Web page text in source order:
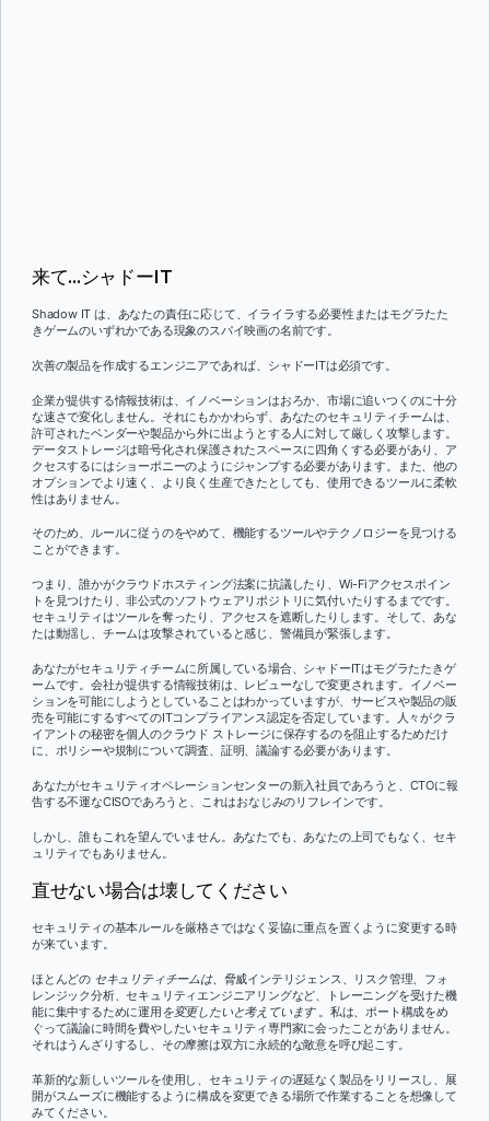
来て...シャドーIT
Shadow IT は、あなたの責任に応じて、イライラする必要性またはモグラたた
きゲームのいずれかである現象のスパイ映画の名前です。
次善の製品を作成するエンジニアであれば、シャドーITは必須です。
企業が提供する情報技術は、イノベーションはおろか、市場に追いつくのに十分
な速さで変化しません。それにもかかわらず、あなたのセキュリティチームは、
許可されたベンダーや製品から外に出ようとする人に対して厳しく攻撃します。
データストレージは暗号化され保護されたスペースに四角くする必要があり、ア
クセスするにはショーポニーのようにジャンプする必要があります。また、他の
オプションでより速く、より良く生産できたとしても、使用できるツールに柔軟
性はありません。
そのため、ルールに従うのをやめて、機能するツールやテクノロジーを見つける
ことができます。
つまり、誰かがクラウドホスティング法案に抗議したり、Wi-Fiアクセスポイン
トを見つけたり、非公式のソフトウェアリポジトリに気付いたりするまでです。
セキュリティはツールを奪ったり、アクセスを遮断したりします。そして、あな
たは動揺し、チームは攻撃されていると感じ、警備員が緊張します。
あなたがセキュリティチームに所属している場合、シャドーITはモグラたたきゲ
ームです。会社が提供する情報技術は、レビューなしで変更されます。イノベー
ションを可能にしようとしていることはわかっていますが、サービスや製品の販
売を可能にするすべてのITコンプライアンス認定を否定しています。人々がクラ
イアントの秘密を個人のクラウド ストレージに保存するのを阻止するためだけ
に、ポリシーや規制について調査、証明、議論する必要があります。
あなたがセキュリティオペレーションセンターの新入社員であろうと、CTOに報
告する不運なCISOであろうと、これはおなじみのリフレインです。
しかし、誰もこれを望んでいません。あなたでも、あなたの上司でもなく、セキ
ュリティでもありません。
直せない場合は壊してください
セキュリティの基本ルールを厳格さではなく妥協に重点を置くように変更する時
が来ています。
ほとんどの セキュリティチームは、 脅威インテリジェンス、リスク管理、フォ
レンジック分析、セキュリティエンジニアリングなど、トレーニングを受けた機
能に集中するために運用 を変更したいと考えています。私は、ポート構成をめ
ぐって議論に時間を費やしたいセキュリティ専門家に会ったことがありません。
それはうんざりするし、その摩擦は双方に永続的な敵意を呼び起こす。
革新的な新しいツールを使用し、セキュリティの遅延なく製品をリリースし、展
開がスムーズに機能するように構成を変更できる場所で作業することを想像して
みてください。